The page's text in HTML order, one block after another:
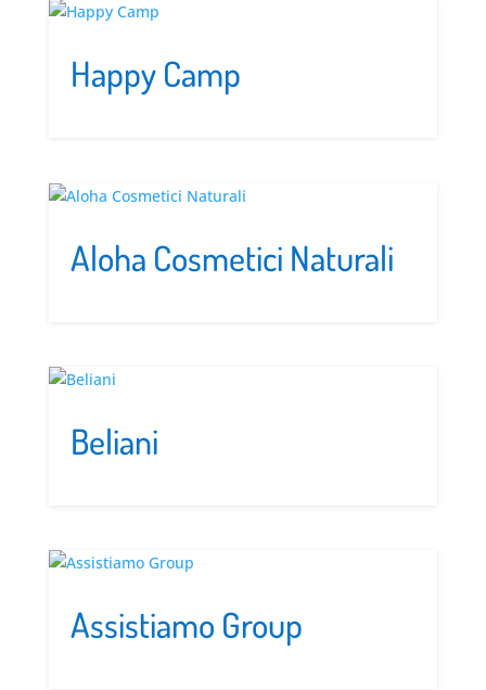
Happy Camp
Aloha Cosmetici Naturali
Beliani
Assistiamo Group